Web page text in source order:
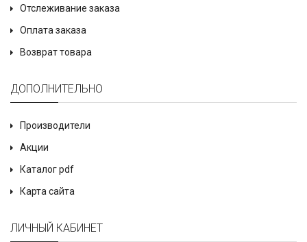
Отслеживание заказа
Оплата заказа
Возврат товара
ДОПОЛНИТЕЛЬНО
Производители
Акции
Каталог pdf
Карта сайта
ЛИЧНЫЙ КАБИНЕТ